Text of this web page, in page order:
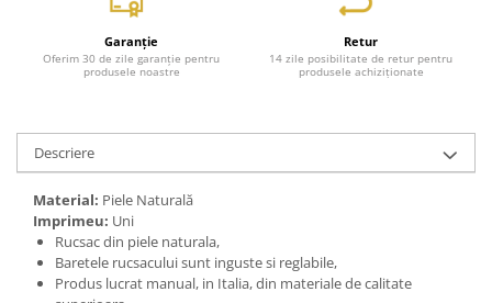
Garanție
Oferim 30 de zile garanție pentru
produsele noastre
Retur
14 zile posibilitate de retur pentru
produsele achiziționate
Descriere
Material: Piele Naturală
Imprimeu: Uni
Rucsac din piele naturala,
Baretele rucsacului sunt inguste si reglabile,
Produs lucrat manual, in Italia, din materiale de calitate